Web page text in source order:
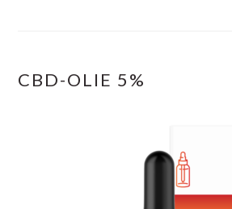
CBD-OLIE 5%